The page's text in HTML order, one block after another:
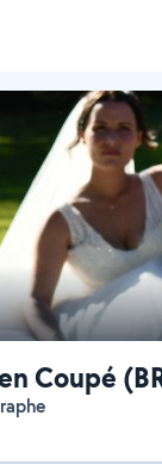
Coupé